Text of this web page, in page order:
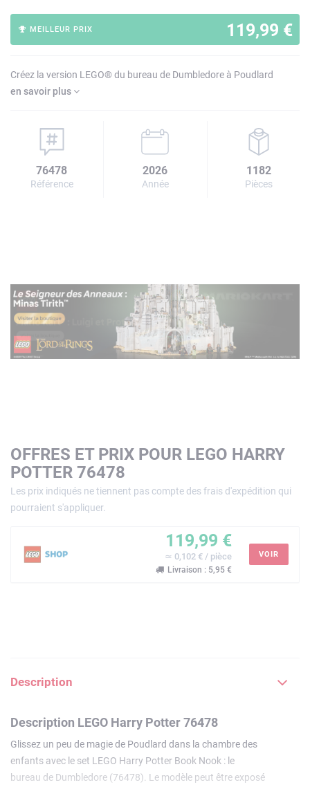
119,99 €
MEILLEUR PRIX
Créez la version LEGO® du bureau de Dumbledore à Poudlard
en savoir plus
76478
Référence
2026
Année
1182
Pièces
OFFRES ET PRIX POUR LEGO HARRY
POTTER 76478
Les prix indiqués ne tiennent pas compte des frais d'expédition qui
pourraient s'appliquer.
119,99 €
≃ 0,102 € / pièce
Livraison : 5,95 €
VOIR
Description
Description LEGO Harry Potter 76478
Glissez un peu de magie de Poudlard dans la chambre des
enfants avec le set LEGO Harry Potter Book Nook : le
bureau de Dumbledore (76478). Le modèle peut être exposé